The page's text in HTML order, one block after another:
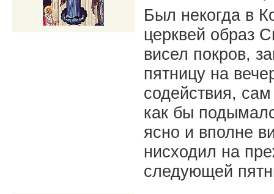
Был некогда в
церквей образ
висел покров,
пятницу на
содействия,
как бы
ясно и вполне
нисходил на
следующей